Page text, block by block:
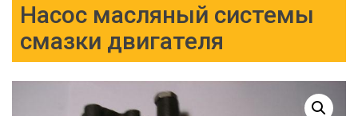
Насос масляный системы
смазки двигателя